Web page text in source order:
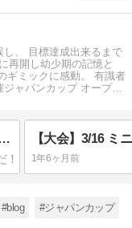
、 目標達成出来るまで
再開し幼少期の記憶と
ギミックに感動。 有識者
ャパンカップ オープン
ーラー スラスト調整 ミニ四駆 コーナリング
1年6ヶ月前
#blog #ジャパンカップ